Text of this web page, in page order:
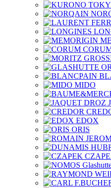
MIDO
EDOX
ORIS